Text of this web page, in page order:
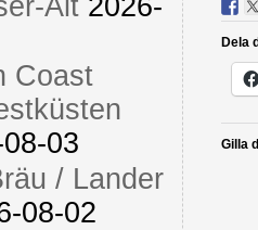
Alt 2026-
Coast
03
/ Lander
08-02
Dela
Gilla